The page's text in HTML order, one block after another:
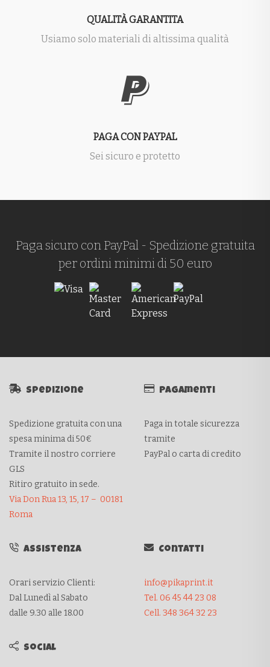
QUALITÀ GARANTITA
Usiamo solo materiali di altissima qualità
PAGA CON PAYPAL
Sei sicuro e protetto
Paga sicuro con PayPal - Spedizione gratuita
per ordini minimi di 50 euro
Spedizione
Spedizione gratuita con una
spesa minima di 50€
Tramite il nostro corriere
GLS
Ritiro gratuito in sede.
Via Don Rua 13, 15, 17 – 00181
Roma
Pagamenti
Paga in totale sicurezza
tramite
PayPal o carta di credito
Assistenza
Orari servizio Clienti:
Dal Lunedì al Sabato
dalle 9.30 alle 18.00
Contatti
info@pikaprint.it
Tel. 06 45 44 23 08
Cell. 348 364 32 23
Social